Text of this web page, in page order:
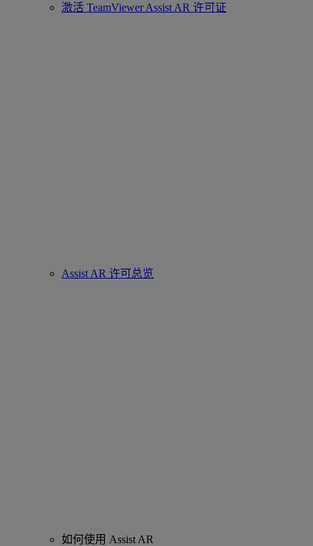
激活 TeamViewer Assist AR 许可证
Assist AR 许可总览
如何使用 Assist AR